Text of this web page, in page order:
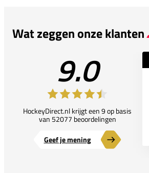
Wat zeggen onze klanten
9.0
HockeyDirect.nl krijgt een 9 op basis
van 52077 beoordelingen
Geef je mening